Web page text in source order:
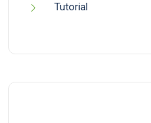
Tutorial